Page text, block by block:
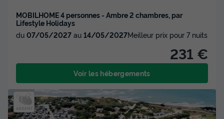
MOBILHOME 4 personnes - Ambre 2 chambres, par
Lifestyle Holidays
du 07/05/2027 au 14/05/2027Meilleur prix pour 7 nuits
231 €
Voir les hébergements